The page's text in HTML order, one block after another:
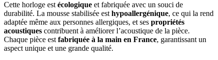
Cette horloge est écologique et fabriquée avec un souci de
durabilité. La mousse stabilisée est hypoallergénique, ce qui la rend
adaptée même aux personnes allergiques, et ses propriétés
acoustiques contribuent à améliorer l’acoustique de la pièce.
Chaque pièce est fabriquée à la main en France, garantissant un
aspect unique et une grande qualité.